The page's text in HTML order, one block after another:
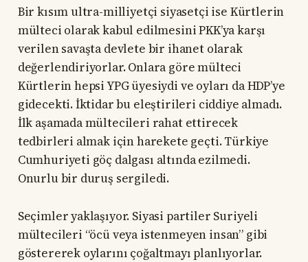
Bir kısım ultra-milliyetçi siyasetçi ise Kürtlerin
mülteci olarak kabul edilmesini PKK’ya karşı
verilen savaşta devlete bir ihanet olarak
değerlendiriyorlar. Onlara göre mülteci
Kürtlerin hepsi YPG üyesiydi ve oyları da HDP’ye
gidecekti. İktidar bu eleştirileri ciddiye almadı.
İlk aşamada mültecileri rahat ettirecek
tedbirleri almak için harekete geçti. Türkiye
Cumhuriyeti göç dalgası altında ezilmedi.
Onurlu bir duruş sergiledi.
Seçimler yaklaşıyor. Siyasi partiler Suriyeli
mültecileri “öcü veya istenmeyen insan” gibi
göstererek oylarını çoğaltmayı planlıyorlar.